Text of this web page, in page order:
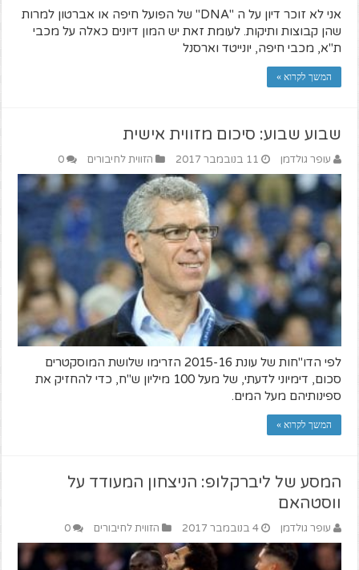
אני לא זוכר דיון על ה "DNA" של הפועל חיפה או אברטון למרות
שהן קבוצות ותיקות. לעומת זאת יש המון דיונים כאלה על מכבי
ת"א, מכבי חיפה, יונייטד וארסנל
המשך לקרוא »
שבוע שבוע: סיכום מזווית אישית
עופר גולדמן 11 בנובמבר 2017 הזווית לחיבורים 0
לפי הדו"חות של עונת 2015-16 הזרימו שלושת המוסקטרים
סכום, דימיוני לדעתי, של מעל 100 מיליון ש"ח, כדי להחזיק את
ספינותיהם מעל המים.
המשך לקרוא »
המסע של ליברקלופ: הניצחון המעודד על
ווסטהאם
עופר גולדמן 4 בנובמבר 2017 הזווית לחיבורים 0